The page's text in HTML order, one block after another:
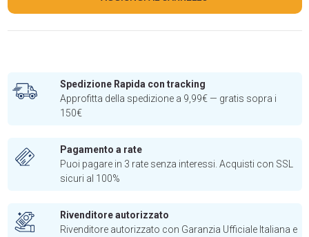
Spedizione Rapida con tracking
Approfitta della spedizione a 9,99€ — gratis sopra i
150€
Pagamento a rate
Puoi pagare in 3 rate senza interessi. Acquisti con SSL
sicuri al 100%
Rivenditore autorizzato
Rivenditore autorizzato con Garanzia Ufficiale Italiana e